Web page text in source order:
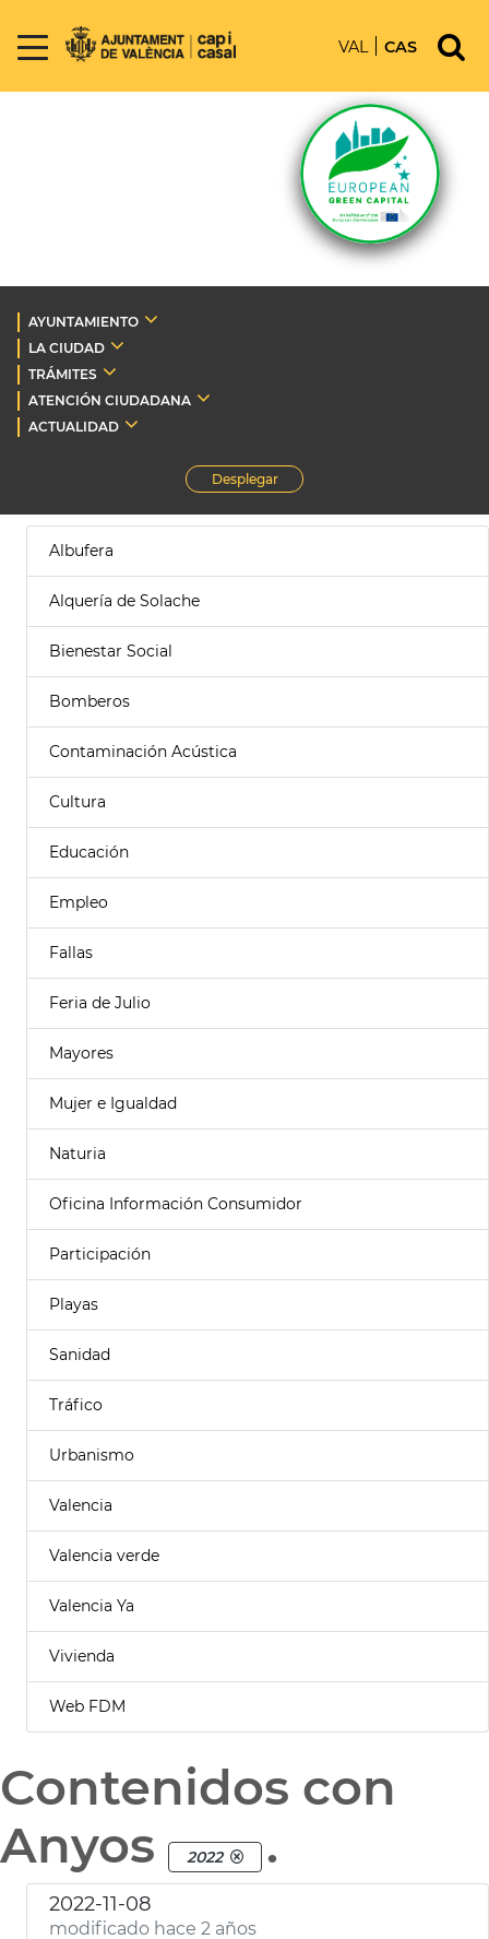
VAL CAS
AYUNTAMIENTO
LA CIUDAD
TRÁMITES
ATENCIÓN CIUDADANA
ACTUALIDAD
Desplegar
Albufera
Alquería de Solache
Bienestar Social
Bomberos
Contaminación Acústica
Cultura
Educación
Empleo
Fallas
Feria de Julio
Mayores
Mujer e Igualdad
Naturia
Oficina Información Consumidor
Participación
Playas
Sanidad
Tráfico
Urbanismo
Valencia
Valencia verde
Valencia Ya
Vivienda
Web FDM
Contenidos con
Anyos
2022 .
2022-11-08
modificado hace 2 años